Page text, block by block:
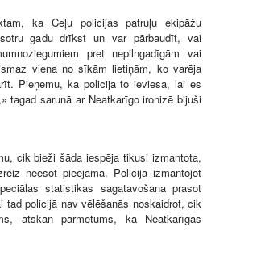
ka Ceļu policijas patruļu ekipāžu
gadu drīkst un var pārbaudīt, vai
pret nepilngadīgām vai
viena no sīkām lietiņām, ko varēja
Pieņemu, ka policija to ieviesa, lai es
tagad sarunā ar Neatkarīgo ironizē bijuši
cik bieži šāda iespēja tikusi izmantota,
neesot pieejama. Policija izmantojot
statistikas sagatavošana prasot
tad policijā nav vēlēšanās noskaidrot, cik
atskan pārmetums, ka Neatkarīgās